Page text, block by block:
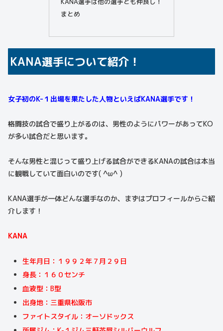
まとめ
KANA選手について紹介！
女子初のK-１出場を果たした人物といえばKANA選手です！
格闘技の試合で盛り上がるのは、男性のようにパワーがあってKO
が多い試合だと思います。
そんな男性と混じって盛り上げる試合ができるKANAの試合は本当
に観戦していて面白いのです( ^ω^ )
KANA選手が一体どんな選手なのか、まずはプロフィールからご紹
介します！
KANA
生年月日：１９９２年７月２９日
身長：１６０センチ
血液型：B型
出身地：三重県松阪市
ファイトスタイル：オーソドックス